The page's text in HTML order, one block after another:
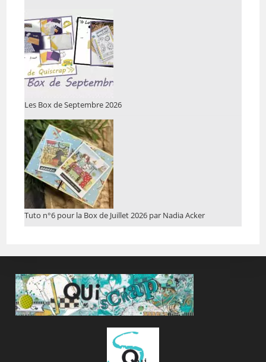
Les Box de Septembre 2026
Tuto n°6 pour la Box de Juillet 2026 par Nadia Acker